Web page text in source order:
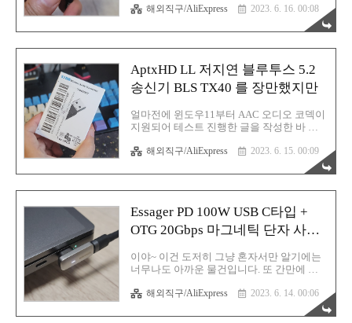
태그가 지정한 위치의..
글을 사용하려면 최소 1년 이후에는 후기글
을 남겨야 하는데 솔직히 현실적으로 그럴수
는 없는 노릇입니다. 왜냐하면 1년 사이에 무
수히 많은 경쟁 업체들의 제품들이 쏟아져
르면서 버전 업그레이드가 될테니까요. 따라
서 개인적으로 충전 케이블을 보는 포인트는
딱 두 가지입니다. 1. 제품 마감도 (퀄리티) 2.
초고속 충전만 되면 OK (PD충전 포함) 이 두
개만 만족시키면 합격 목걸이를 수여하는 것
입니다. 허들이 생각보다 낮습니다. 제품 마
감도에는 줄 꼬임 방지를 위한 케이블의 재
질과 자주 휘어지는 단자와 케이블 사이 부
분을 집중적으로 보고 ..
해외직구/AliExpress 2023. 6. 16. 00:08
AptxHD LL 저지연 블루투스 5.2
송신기 BLS TX40 를 장만했지만
얼마전에 윈도우11부터 AAC 오디오 코덱이
지원되어 테스트 진행한 글을 작성한 바 있
역시 발생하더군요. 알리 쇼핑을 하던 어느
날 살짝 좌절을 맛 본 상태에서 이 제품이 눈
에 스윽 포착됩니다. LL(Low Latency)을 앞
세워 열심히 홍보중인 블루투스 송신기였습
기에 망설임없이 바로 구매했습니다. 사실
저는 이미 RF 방식의 무선 이어폰을 두 개나
번갈아가며 사용하고 있었기 때문에 딱히 로
우 레이턴시로 연결해서 블루투스 이어폰을
쓸 필요는 없습니다. 하지만 궁금하잖아요!
진짜 로우 레이턴시로 작동해서 RF 이어폰
이랑 큰 차이가 없다면 하는 이 결과가 너무
기대가 된단 말이죠. 그래서 구매한겁니다.
5.04US $ 8..
해외직구/AliExpress 2023. 6. 15. 00:09
Essager PD 100W USB C타입 +
OTG 20Gbps 마그네틱 단자 사용
이야~ 이건 도저히 그냥 혼자서만 알기에는
너무나도 아까운 물건입니다. 또 간만에 알
잘 샀습니다. 제품 퀄리티, 가격, 성능 이 삼박
자가 매우 잘 어우러지는 제품입니다. 일단
제목에서 보시면 아시겠지만 엄청 대단한 카
해외직구/AliExpress 2023. 6. 14. 00:06